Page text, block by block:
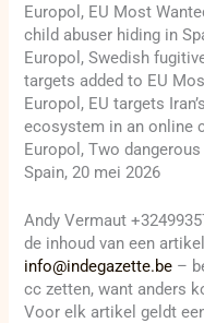
Europol, EU Most
child abuser hiding in
Europol, Swedish
targets added to EU
Europol, EU targets
ecosystem in an online
Europol, Two
Spain, 20 mei 2026
Andy Vermaut
de inhoud van een
info@indegazette.be –
cc zetten, want anders
Voor elk artikel geldt